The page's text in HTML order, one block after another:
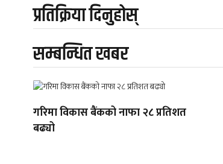
प्रतिक्रिया दिनुहोस्
सम्बन्धित खबर
गरिमा विकास बैंकको नाफा २८ प्रतिशत
बढ्यो